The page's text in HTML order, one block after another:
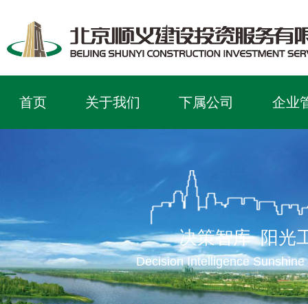
首页 关于我们 下属公司 企业
决策智库 阳光
Decision Intelligence